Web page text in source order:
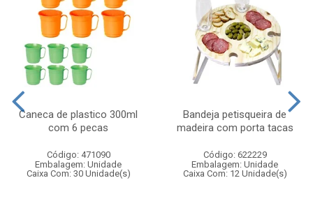
Caneca de plastico 300ml
com 6 pecas
Código: 471090
Embalagem: Unidade
Caixa Com: 30 Unidade(s)
Bandeja petisqueira de
madeira com porta tacas
Código: 622229
Embalagem: Unidade
Caixa Com: 12 Unidade(s)